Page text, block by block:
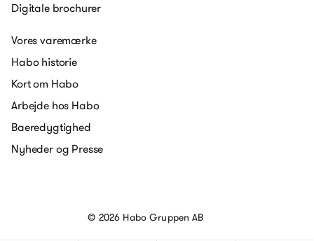
Digitale brochurer
Vores varemærke
Habo historie
Kort om Habo
Arbejde hos Habo
Baeredygtighed
Nyheder og Presse
© 2026 Habo Gruppen AB